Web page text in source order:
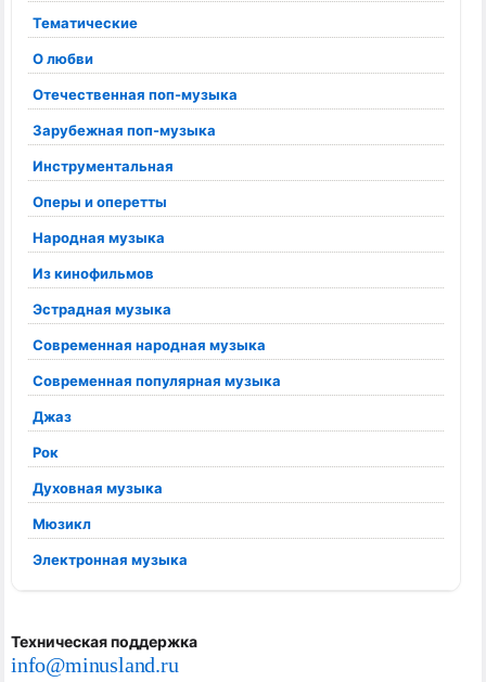
Тематические
О любви
Отечественная поп-музыка
Зарубежная поп-музыка
Инструментальная
Оперы и оперетты
Народная музыка
Из кинофильмов
Эстрадная музыка
Современная народная музыка
Современная популярная музыка
Джаз
Рок
Духовная музыка
Мюзикл
Электронная музыка
Техническая поддержка
info@minusland.ru